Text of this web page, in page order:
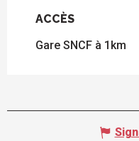
ACCÈS
ACCÈS
Gare SNCF à 1km